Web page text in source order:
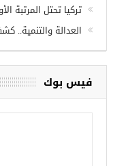
تركيا تحتل المرتبة
العدالة
فيس بوك